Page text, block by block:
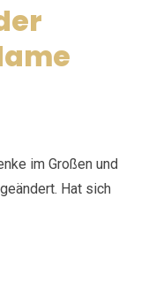
im Großen und
Hat sich